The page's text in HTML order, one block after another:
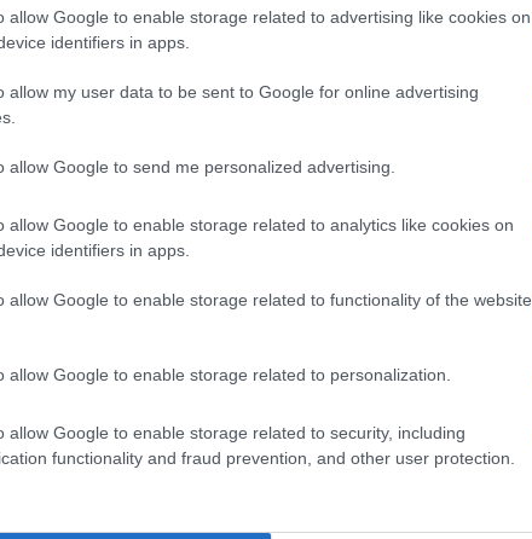
allow Google to enable storage related to advertising like cookies on
identifiers in apps.
allow my user data to be sent to Google for online advertising
allow Google to send me personalized advertising.
allow Google to enable storage related to analytics like cookies on
identifiers in apps.
allow Google to enable storage related to functionality of the website
allow Google to enable storage related to personalization.
allow Google to enable storage related to security, including
functionality and fraud prevention, and other user protection.
indimenticabile, un’immersione totale
rendono questo viaggio ancora più intrigante,
di un quartiere che è diventato un
Schiavone.